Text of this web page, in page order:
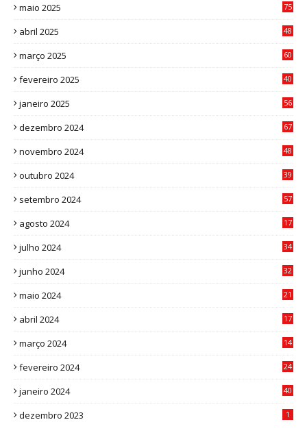
maio 2025 75
abril 2025
48
março 2025
60
fevereiro 2025
40
janeiro 2025
56
dezembro 2024
67
novembro 2024
48
outubro 2024
39
setembro 2024
57
agosto 2024
17
julho 2024
34
junho 2024
32
maio 2024
21
abril 2024
17
março 2024
14
fevereiro 2024
24
janeiro 2024
40
dezembro 2023 1